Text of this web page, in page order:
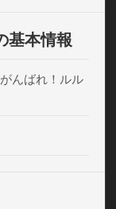
操作なので
！
基本情報
んばれ！ルル